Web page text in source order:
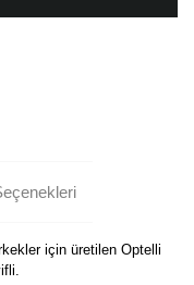
için üretilen Optelli